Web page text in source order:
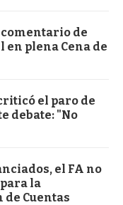
comentario de
en plena Cena de
el paro de
debate: "No
el FA no
la
Cuentas